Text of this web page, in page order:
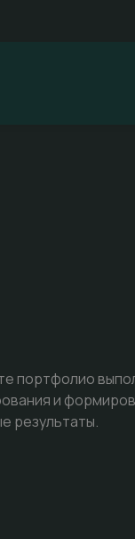
портфолио
и
результаты.